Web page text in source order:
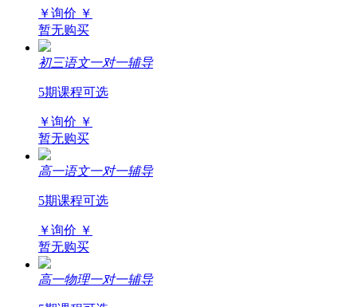
￥询价 ￥
暂无购买
初三语文一对一辅导
5期课程可选
￥询价 ￥
暂无购买
高一语文一对一辅导
5期课程可选
￥询价 ￥
暂无购买
高一物理一对一辅导